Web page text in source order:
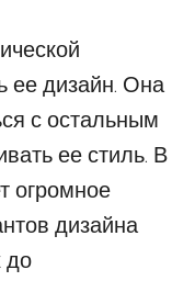
ее дизайн. Она
с остальным
ее стиль. В
огромное
дизайна
до